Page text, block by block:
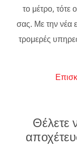
το μέτρο, τότε
σας. Με την νέα
τρομερές
Θέλετε